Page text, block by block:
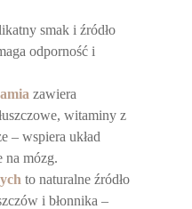
smak i źródło
odporność i
zawiera
witaminy z
– wspiera układ
na mózg.
to naturalne źródło
i błonnika –